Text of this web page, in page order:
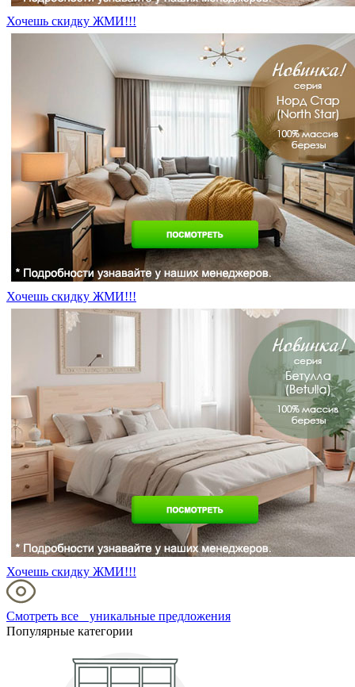
Хочешь скидку ЖМИ!!!
Хочешь скидку ЖМИ!!!
Хочешь скидку ЖМИ!!!
Смотреть все уникальные предложения
Популярные категории